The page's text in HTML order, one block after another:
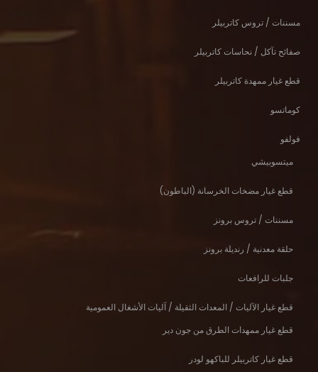
مسننات / تروس كاتربيلر
صفائح تآكل / نحاسات كاتربيلر
قطع غيار ممهدة كاتربيلر
كوماتسو
فولفو
ميتسوبيشي
قطع غيار مضخات الخرسانة (الباطون)
مسننات / تروس برونز
حلقة معدنية / رنديلة برونز
جلبات للرافعات
قطع غيار الآليات / المعدات الثقيلة / آليات الأشغال العمومية
قطع غيار ممهدات الطرق من جون دير
قطع غيار كاتربيلر للباكهو لودر